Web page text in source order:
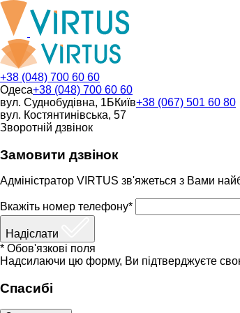
+38 (048) 700 60 60
Одеса+38 (048) 700 60 60
вул. Суднобудівна, 1БКиїв+38 (067) 501 60 80
вул. Костянтинівська, 57
Зворотній дзвінок
Замовити дзвінок
Адміністратор VIRTUS зв'яжеться з Вами
Вкажіть номер телефону*
Надіслати
* Обов'язкові поля
Надсилаючи цю форму, Ви підтверджуєте
Спасибі